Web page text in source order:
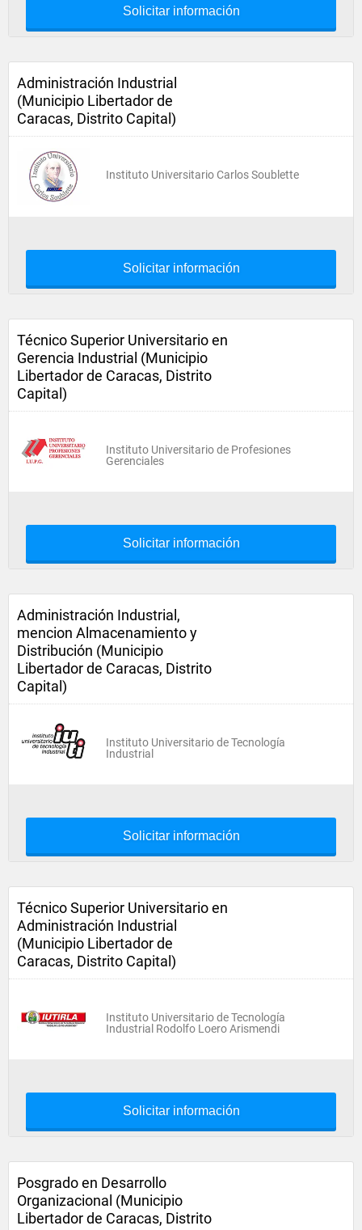
Solicitar información
Administración Industrial
(Municipio Libertador de
Caracas, Distrito Capital)
Instituto Universitario Carlos Soublette
Solicitar información
Técnico Superior Universitario en
Gerencia Industrial (Municipio
Libertador de Caracas, Distrito
Capital)
Instituto Universitario de Profesiones
Gerenciales
Solicitar información
Administración Industrial,
mencion Almacenamiento y
Distribución (Municipio
Libertador de Caracas, Distrito
Capital)
Instituto Universitario de Tecnología
Industrial
Solicitar información
Técnico Superior Universitario en
Administración Industrial
(Municipio Libertador de
Caracas, Distrito Capital)
Instituto Universitario de Tecnología
Industrial Rodolfo Loero Arismendi
Solicitar información
Posgrado en Desarrollo
Organizacional (Municipio
Libertador de Caracas, Distrito